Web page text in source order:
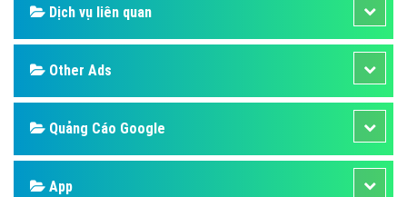
Dịch vụ liên quan
Other Ads
Quảng Cáo Google
App